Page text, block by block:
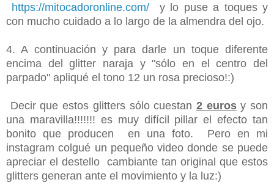
https://mitocadoronline.com/y lo puse a toques y
con mucho cuidado a lo largo de la almendra del ojo.
4. A continuación y para darle un toque diferente
encima del glitter naraja y "sólo en el centro del
parpado" apliqué el tono 12 un rosa precioso!:)
Decir que estos glitters sólo cuestan 2 eurosy son
una maravilla!!!!!!! es muy difícil pillar el efecto tan
bonito que producen en una foto. Pero en mi
instagram colgué un pequeño video donde se puede
apreciar el destello cambiante tan original que estos
glitters generan ante el movimiento y la luz:)